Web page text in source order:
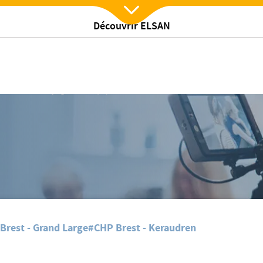
Découvrir ELSAN
Nx:Afficher menu
à Brest : rejoignez les équipes du CHP Brest !
- Grand Large#CHP Brest - Keraudren